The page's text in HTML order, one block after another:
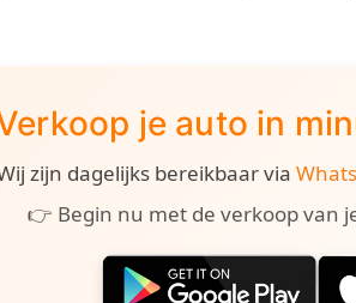
je auto in
zijn dagelijks bereikbaar via
👉 Begin nu met de verkoop van